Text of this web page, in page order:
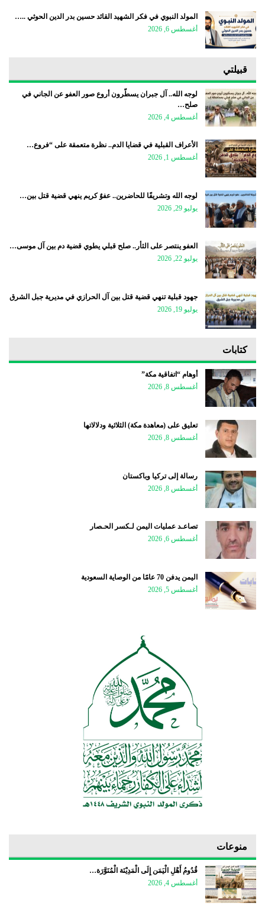
المولد النبوي في فكر الشهيد القائد حسين بدر الدين الحوثي ..…
أغسطس 6, 2026
قبيلتي
لوجه الله.. آل جبران يسطّرون أروع صور العفو عن الجاني في
صلح…
أغسطس 4, 2026
الأعراف القبلية في قضايا الدم.. نظرة متعمقة على “فروع…
أغسطس 1, 2026
لوجه الله وتشريفًا للحاضرين.. عفوٌ كريم ينهي قضية قتل بين…
يوليو 29, 2026
العفو ينتصر على الثأر.. صلح قبلي يطوي قضية دم بين آل موسى…
يوليو 22, 2026
جهود قبلية تنهي قضية قتل بين آل الحرازي في مديرية جبل الشرق
يوليو 19, 2026
كتابات
أوهام “اتفاقية مكة”
أغسطس 8, 2026
تعليق على (معاهدة مكة) الثلاثية ودلالاتها
أغسطس 8, 2026
رسالة إلى تركيا وباكستان
أغسطس 8, 2026
تصاعـد عمليات اليمن لـكسر الحـصار
أغسطس 6, 2026
اليمن يدفن 70 عامًا من الوصاية السعودية
أغسطس 5, 2026
منوعات
قُدُومُ أَهْلِ الْيَمَن إِلَى الْمَدِيْنَة الْمُنَوَّرَة…
أغسطس 4, 2026